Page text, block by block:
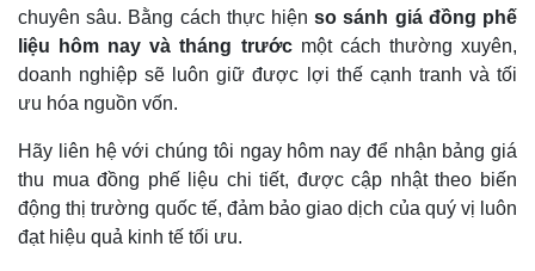
chuyên sâu. Bằng cách thực hiệnso sánh giá đồng phế
liệu hôm nay và tháng trướcmột cách thường xuyên,
doanh nghiệp sẽ luôn giữ được lợi thế cạnh tranh và tối
ưu hóa nguồn vốn.
Hãy liên hệ với chúng tôi ngay hôm nay để nhận bảng giá
thu mua đồng phế liệu chi tiết, được cập nhật theo biến
động thị trường quốc tế, đảm bảo giao dịch của quý vị luôn
đạt hiệu quả kinh tế tối ưu.